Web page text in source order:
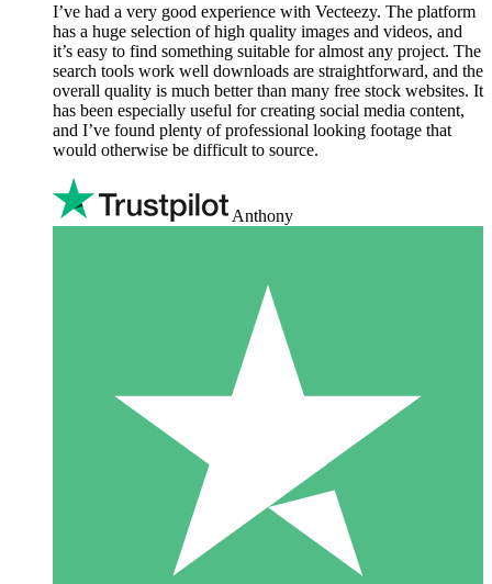
I’ve had a very good experience with Vecteezy. The platform
has a huge selection of high quality images and videos, and
it’s easy to find something suitable for almost any project. The
search tools work well downloads are straightforward, and the
overall quality is much better than many free stock websites. It
has been especially useful for creating social media content,
and I’ve found plenty of professional looking footage that
would otherwise be difficult to source.
Anthony